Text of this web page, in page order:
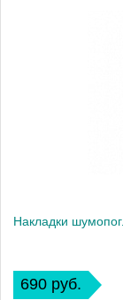
Накладки
690 руб.